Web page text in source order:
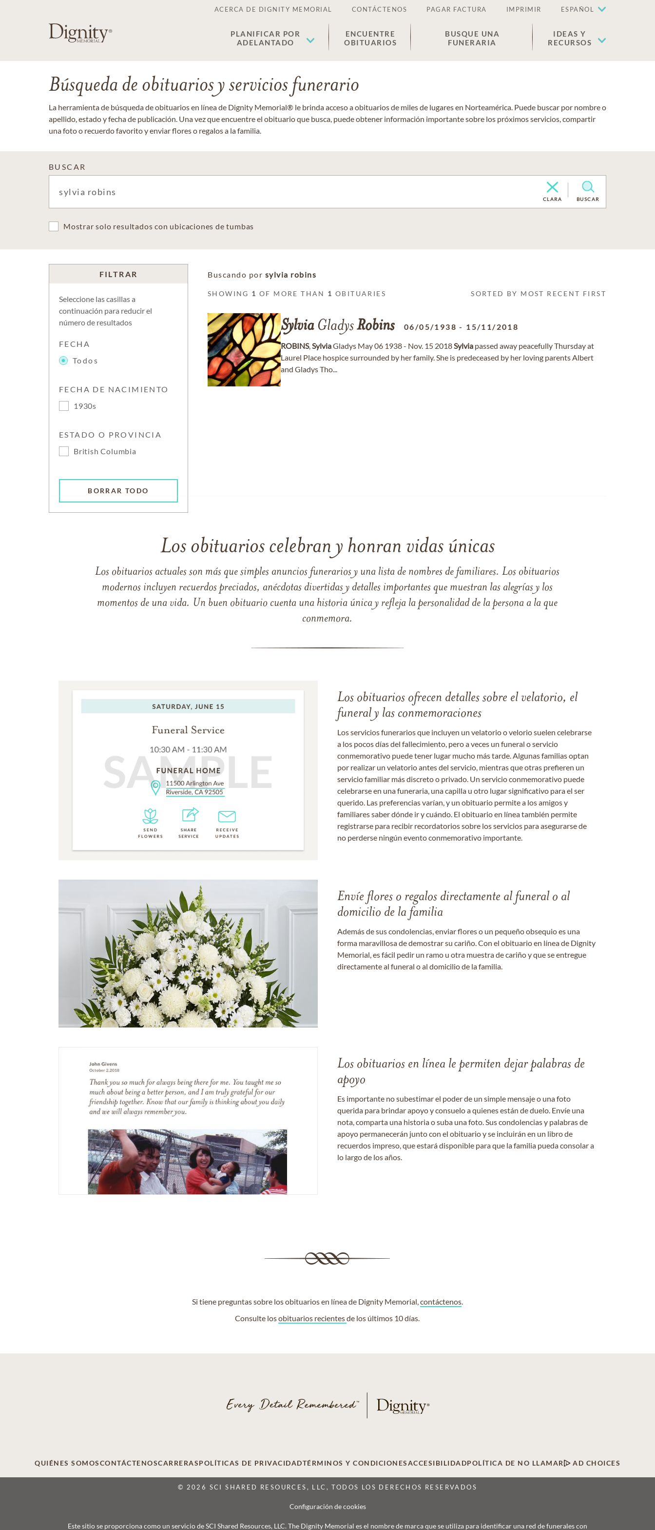
ACERCA DE DIGNITY MEMORIAL CONTÁCTENOS PAGAR FACTURA IMPRIMIR ESPAÑOL
PLANIFICAR POR
ADELANTADO
ENCUENTRE
OBITUARIOS
BUSQUE UNA
FUNERARIA
IDEAS Y
RECURSOS
Búsqueda de obituarios y servicios funerario
La herramienta de búsqueda de obituarios en línea de Dignity Memorial® le brinda acceso a obituarios de miles de lugares en Norteamérica. Puede buscar por nombre o
apellido, estado y fecha de publicación. Una vez que encuentre el obituario que busca, puede obtener información importante sobre los próximos servicios, compartir
una foto o recuerdo favorito y enviar flores o regalos a la familia.
BUSCAR
CLARA BUSCAR
Mostrar solo resultados con ubicaciones de tumbas
FILTRAR
Seleccione las casillas a
continuación para reducir el
número de resultados
FECHA
Todos
FECHA DE NACIMIENTO
1930s
ESTADO O PROVINCIA
British Columbia
BORRAR TODO
Buscando por sylvia robins
SHOWING 1 OF MORE THAN 1 OBITUARIES SORTED BY MOST RECENT FIRST
SylviaGladysRobins 06/05/1938 - 15/11/2018
ROBINS,SylviaGladys May 06 1938 - Nov. 15 2018Sylvia passed away peacefully Thursday at
Laurel Place hospice surrounded by her family. She is predeceased by her loving parents Albert
and Gladys Tho...
Los obituarios celebran y honran vidas únicas
Los obituarios actuales son más que simples anuncios funerarios y una lista de nombres de familiares. Los obituarios
modernos incluyen recuerdos preciados, anécdotas divertidas y detalles importantes que muestran las alegrías y los
momentos de una vida. Un buen obituario cuenta una historia única y refleja la personalidad de la persona a la que
conmemora.
Los obituarios ofrecen detalles sobre el velatorio, el
funeral y las conmemoraciones
Los servicios funerarios que incluyen un velatorio o velorio suelen celebrarse
a los pocos días del fallecimiento, pero a veces un funeral o servicio
conmemorativo puede tener lugar mucho más tarde. Algunas familias optan
por realizar un velatorio antes del servicio, mientras que otras prefieren un
servicio familiar más discreto o privado. Un servicio conmemorativo puede
celebrarse en una funeraria, una capilla u otro lugar significativo para el ser
querido. Las preferencias varían, y un obituario permite a los amigos y
familiares saber dónde ir y cuándo. El obituario en línea también permite
registrarse para recibir recordatorios sobre los servicios para asegurarse de
no perderse ningún evento conmemorativo importante.
Envíe flores o regalos directamente al funeral o al
domicilio de la familia
Además de sus condolencias, enviar flores o un pequeño obsequio es una
forma maravillosa de demostrar su cariño. Con el obituario en línea de Dignity
Memorial, es fácil pedir un ramo u otra muestra de cariño y que se entregue
directamente al funeral o al domicilio de la familia.
Los obituarios en línea le permiten dejar palabras de
apoyo
Es importante no subestimar el poder de un simple mensaje o una foto
querida para brindar apoyo y consuelo a quienes están de duelo. Envíe una
nota, comparta una historia o suba una foto. Sus condolencias y palabras de
apoyo permanecerán junto con el obituario y se incluirán en un libro de
recuerdos impreso, que estará disponible para que la familia pueda consolar a
lo largo de los años.
Si tiene preguntas sobre los obituarios en línea de Dignity Memorial, contáctenos.
Consulte losobituarios recientesde los últimos 10 días.
QUIÉNES SOMOSCONTÁCTENOSCARRERASPOLÍTICAS DE PRIVACIDADTÉRMINOS Y CONDICIONESACCESIBILIDADPOLÍTICA DE NO LLAMAR AD CHOICES
© 2026 SCI SHARED RESOURCES, LLC, TODOS LOS DERECHOS RESERVADOS
Configuración de cookies
Este sitio se proporciona como un servicio de SCI Shared Resources, LLC. The Dignity Memorial es el nombre de marca que se utiliza para identificar una red de funerales con